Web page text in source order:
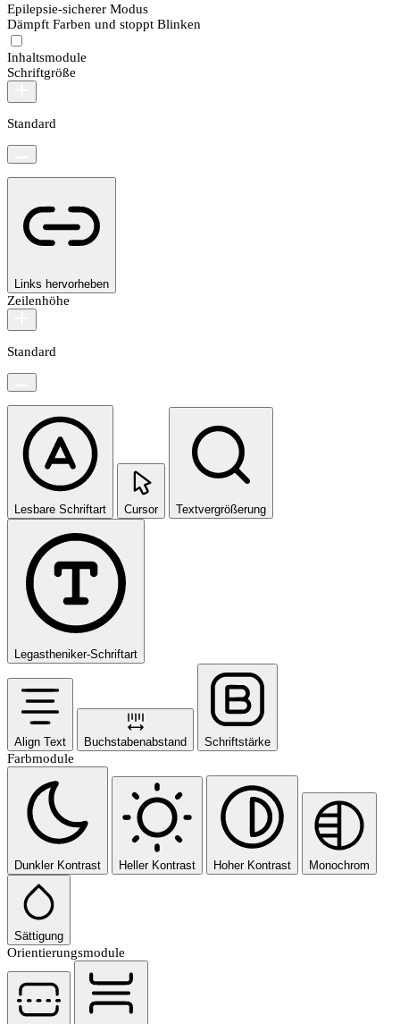
Epilepsie-sicherer Modus
Dämpft Farben und stoppt Blinken
Inhaltsmodule
Schriftgröße
Standard
Links hervorheben
Zeilenhöhe
Standard
Lesbare Schriftart Cursor Textvergrößerung
Legastheniker-Schriftart
Align Text Buchstabenabstand Schriftstärke
Farbmodule
Dunkler Kontrast Heller Kontrast Hoher Kontrast Monochrom
Sättigung
Orientierungsmodule